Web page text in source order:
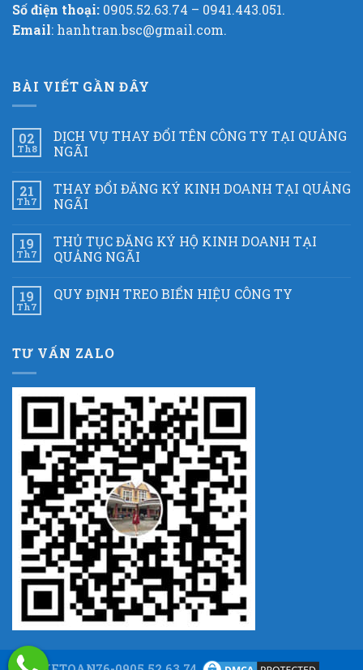
Số điện thoại: 0905.52.63.74 – 0941.443.051.
Email: hanhtran.bsc@gmail.com.
BÀI VIẾT GẦN ĐÂY
02
Th8
DỊCH VỤ THAY ĐỔI TÊN CÔNG TY TẠI QUẢNG
NGÃI
21
Th7
THAY ĐỔI ĐĂNG KÝ KINH DOANH TẠI QUẢNG
NGÃI
19
Th7
THỦ TỤC ĐĂNG KÝ HỘ KINH DOANH TẠI
QUẢNG NGÃI
19
Th7
QUY ĐỊNH TREO BIỂN HIỆU CÔNG TY
TƯ VẤN ZALO